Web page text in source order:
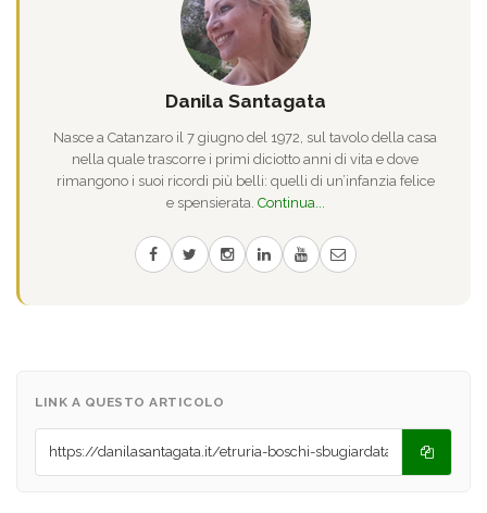
Danila Santagata
Nasce a Catanzaro il 7 giugno del 1972, sul tavolo della casa
nella quale trascorre i primi diciotto anni di vita e dove
rimangono i suoi ricordi più belli: quelli di un’infanzia felice
e spensierata. Continua...
LINK A QUESTO ARTICOLO